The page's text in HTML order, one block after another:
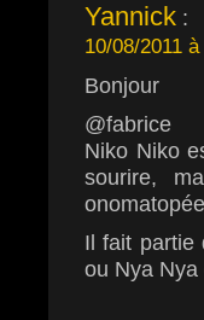
Yannick :
10/08/2011
Bonjour
@fabrice
Niko Niko
sourire,
Il fait partie
ou Nya